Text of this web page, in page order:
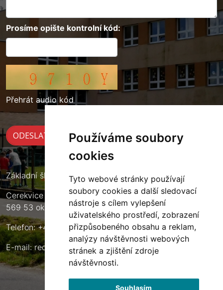
Používáme soubory
cookies
Tyto webové stránky používají
soubory cookies a další sledovací
nástroje s cílem vylepšení
uživatelského prostředí, zobrazení
přizpůsobeného obsahu a reklam,
analýzy návštěvnosti webových
stránek a zjištění zdroje
návštěvnosti.
Souhlasím
Prosíme opište kontrolní kód:
Přehrát audio kód
Základní škola Cerekvice nad Loučnou
Cerekvice nad Loučnou 135
569 53 okres Svitavy
Telefon: +420 461 633 140
E-mail:reditel@zscerekvice.cz